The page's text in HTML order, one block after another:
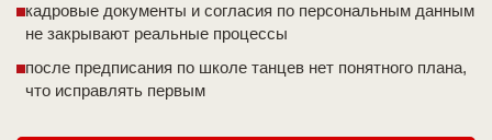
кадровые документы и согласия по персональным данным
не закрывают реальные процессы
после предписания по школе танцев нет понятного плана,
что исправлять первым